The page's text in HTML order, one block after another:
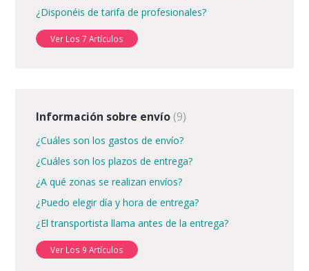
¿Disponéis de tarifa de profesionales?
Ver Los 7 Artículos
Información sobre envío 9
¿Cuáles son los gastos de envío?
¿Cuáles son los plazos de entrega?
¿A qué zonas se realizan envíos?
¿Puedo elegir día y hora de entrega?
¿El transportista llama antes de la entrega?
Ver Los 9 Artículos